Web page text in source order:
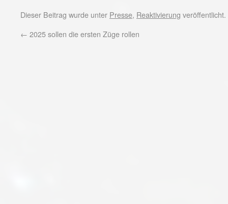
Dieser Beitrag wurde unter Presse, Reaktivierung
← 2025 sollen die ersten Züge rollen